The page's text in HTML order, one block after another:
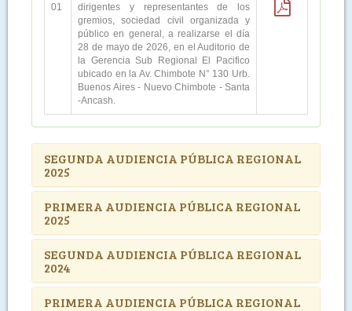
01
dirigentes y representantes de los
gremios, sociedad civil organizada y
público en general, a realizarse el día
28 de mayo de 2026, en el Auditorio de
la Gerencia Sub Regional El Pacifico
ubicado en la Av. Chimbote N° 130 Urb.
Buenos Aires - Nuevo Chimbote - Santa
-Ancash.
SEGUNDA AUDIENCIA PÚBLICA REGIONAL
2025
PRIMERA AUDIENCIA PÚBLICA REGIONAL
2025
SEGUNDA AUDIENCIA PÚBLICA REGIONAL
2024
PRIMERA AUDIENCIA PÚBLICA REGIONAL